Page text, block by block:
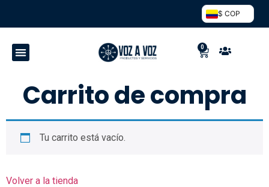
$ COP
0
Carrito de compra
Tu carrito está vacío.
Volver a la tienda